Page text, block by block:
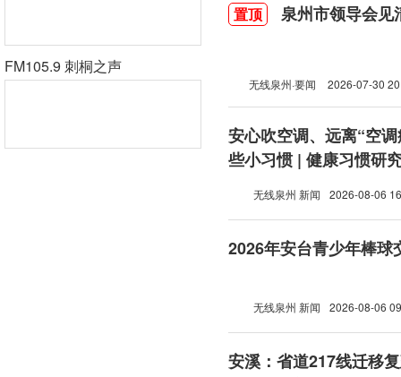
FM105.9 刺桐之声
置顶 泉州市领导会见
无线泉州·要闻 2026-07-30
安心吹空调、远离“空
些小习惯 | 健康习惯研
无线泉州 新闻 2026-08-06
2026年安台青少年棒球
无线泉州 新闻 2026-08-06
安溪：省道217线迁移